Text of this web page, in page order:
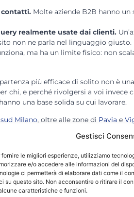
Gestisci
fornire le migliori esperienze, utilizziamo
e/o accedere alle informazioni del
ci permetterà di elaborare dati come il
su questo sito. Non acconsentire o ritirare il
caratteristiche e funzioni.
contatti.Molte aziende B2B hanno un
realmente usate dai clienti.
non ne parla nel linguaggio giusto.
ma ha un limite fisico: non
più efficace di solito non è
chi, e perché rivolgersi a voi
una base solida su cui lavorare.
Milano, oltre alle zone di Pavia e